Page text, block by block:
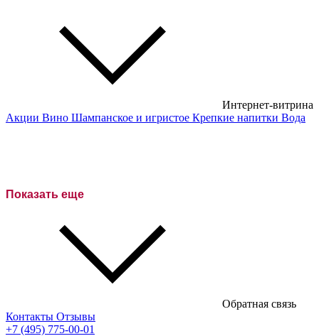
Интернет-витрина
Акции Вино Шампанское и игристое Крепкие напитки Вода
Полусухие вина
Полусладкие вина
Итальянские вина
Показать еще
Обратная связь
Контакты Отзывы
+7 (495) 775-00-01